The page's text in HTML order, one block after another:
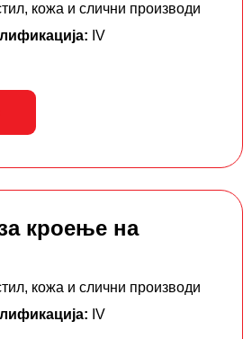
кожа и слични производи
IV
кроење на
кожа и слични производи
IV